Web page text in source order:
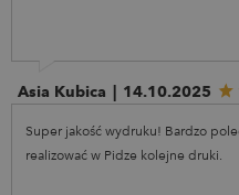
Asia Kubica | 14.10.2025
Super jakość wydruku! Bardzo
realizować w Pidze kolejne druki.